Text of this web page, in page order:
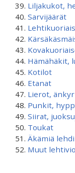
Liljakukot,
Sarvijäärät
Hämähäkit,
Kotilot
Etanat
Lierot,
Punkit,
Siirat,
Toukat
Äkämiä
Muut